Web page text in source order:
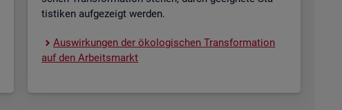
tis­ti­ken auf­ge­zeigt wer­den.
Aus­wir­kun­gen der öko­lo­gi­schen Trans­for­ma­ti­on
auf den Ar­beits­markt